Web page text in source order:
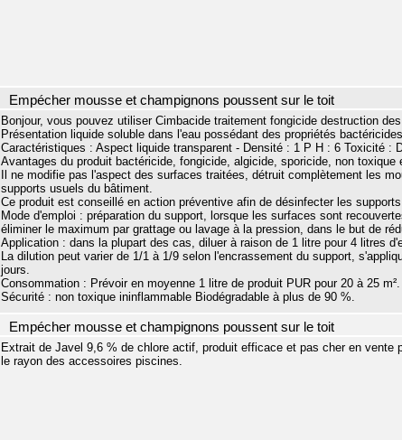
Empécher mousse et champignons poussent sur le toit
Bonjour, vous pouvez utiliser Cimbacide traitement fongicide destruction
Présentation liquide soluble dans l'eau possédant des propriétés
Caractéristiques : Aspect liquide transparent - Densité : 1 P H : 6 Toxicité :
Avantages du produit bactéricide, fongicide, algicide, sporicide, non toxique
Il ne modifie pas l'aspect des surfaces traitées, détruit complètement les
supports usuels du bâtiment.
Ce produit est conseillé en action préventive afin de désinfecter les
Mode d'emploi : préparation du support, lorsque les surfaces sont
éliminer le maximum par grattage ou lavage à la pression, dans le but de
Application : dans la plupart des cas, diluer à raison de 1 litre pour 4 litres
La dilution peut varier de 1/1 à 1/9 selon l'encrassement du support,
jours.
Consommation : Prévoir en moyenne 1 litre de produit PUR pour 20 à 25 m².
Sécurité : non toxique ininflammable Biodégradable à plus de 90 %.
Empécher mousse et champignons poussent sur le toit
Extrait de Javel 9,6 % de chlore actif, produit efficace et pas cher en vente
le rayon des accessoires piscines.